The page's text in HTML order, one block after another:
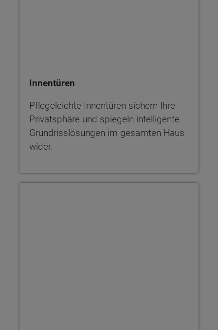
Innentüren
Pflegeleichte Innentüren sichern Ihre
Privatsphäre und spiegeln intelligente
Grundrisslösungen im gesamten Haus
wider.